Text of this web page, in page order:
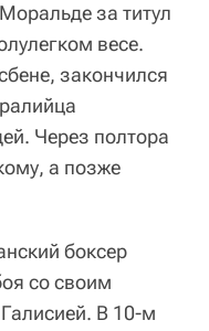
за титул
весе.
закончился
Через полтора
а позже
боксер
со своим
В 10-м